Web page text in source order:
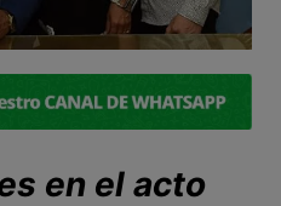
en el acto